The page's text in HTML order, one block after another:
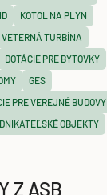
KOTOL NA PLYN
VETERNÁ TURBÍNA
DOTÁCIE PRE BYTOVKY
GES
PRE VEREJNÉ BUDOVY
OBJEKTY
Z ASB